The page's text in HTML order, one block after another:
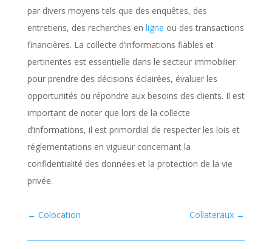
par divers moyens tels que des enquêtes, des
entretiens, des recherches en ligne ou des transactions
financières. La collecte d’informations fiables et
pertinentes est essentielle dans le secteur immobilier
pour prendre des décisions éclairées, évaluer les
opportunités ou répondre aux besoins des clients. Il est
important de noter que lors de la collecte
d’informations, il est primordial de respecter les lois et
réglementations en vigueur concernant la
confidentialité des données et la protection de la vie
privée.
← Colocation Collateraux →